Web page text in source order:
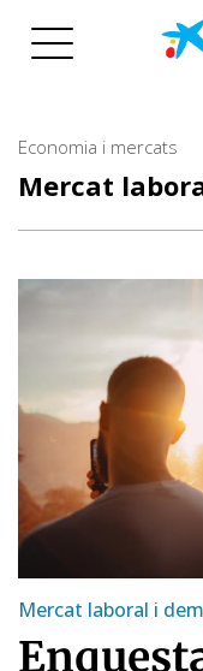
Economia i mercats
Mercat
Mercat laboral i